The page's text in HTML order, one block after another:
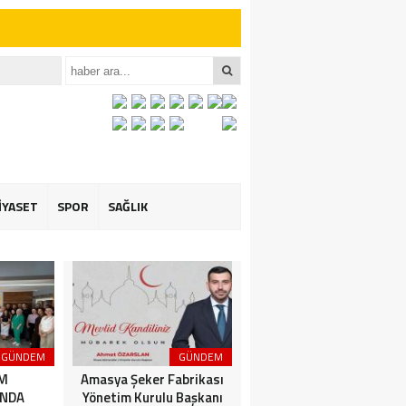
İçin Anlamlı
SPOR SAĞLIK
GÜNDEM GÜNDEM
Amasya Şeker Fabrikası
Yönetim Kurulu Başkanı